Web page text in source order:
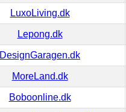
LuxoLiving.dk
Lepong.dk
DesignGaragen.dk
MoreLand.dk
Boboonline.dk